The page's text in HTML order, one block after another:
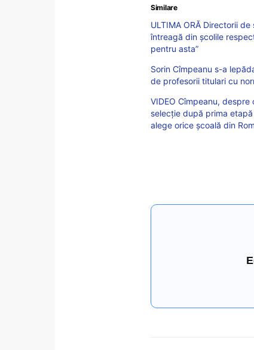
Similare
ULTIMA ORĂ Directorii
întreagă din școlile
pentru asta”
Sorin Cîmpeanu s-a
de profesorii titulari cu
VIDEO Cîmpeanu,
selecție după prima
alege orice școală din